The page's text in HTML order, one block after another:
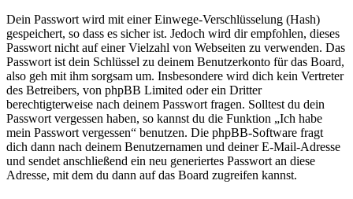
Dein Passwort wird mit einer Einwege-Verschlüsselung (Hash)
gespeichert, so dass es sicher ist. Jedoch wird dir empfohlen, dieses
Passwort nicht auf einer Vielzahl von Webseiten zu verwenden. Das
Passwort ist dein Schlüssel zu deinem Benutzerkonto für das Board,
also geh mit ihm sorgsam um. Insbesondere wird dich kein Vertreter
des Betreibers, von phpBB Limited oder ein Dritter
berechtigterweise nach deinem Passwort fragen. Solltest du dein
Passwort vergessen haben, so kannst du die Funktion „Ich habe
mein Passwort vergessen“ benutzen. Die phpBB-Software fragt
dich dann nach deinem Benutzernamen und deiner E-Mail-Adresse
und sendet anschließend ein neu generiertes Passwort an diese
Adresse, mit dem du dann auf das Board zugreifen kannst.